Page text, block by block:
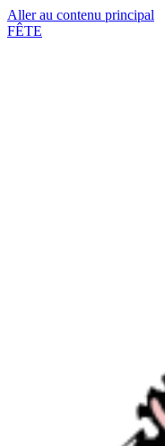
Aller au contenu principal
FÊTE